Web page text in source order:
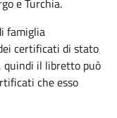
e Turchia.
famiglia
certificati di stato
quindi il libretto può
che esso